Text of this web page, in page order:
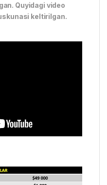
Quyidagi video
keltirilgan.